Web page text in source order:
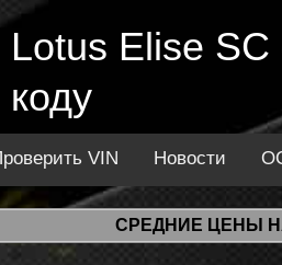
Lotus Elise
коду
VIN Новости
СРЕДНИЕ ЦЕНЫ